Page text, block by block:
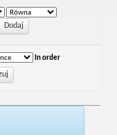
In order